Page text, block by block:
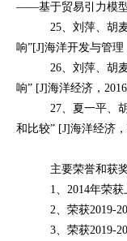
——基于贸易引力模型
25、刘萍、胡
响”[J]海洋开发与管理
26、刘萍、胡
响” [J]海洋经济，2016
27、夏一平、
和比较” [J]海洋经济，
主要荣誉和获
1、2014年荣
2、荣获2019-
3、荣获2019-